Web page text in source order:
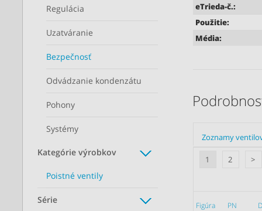
eTrieda-č.:
Použitie:
Média:
Zoznamy
1 2 >
Figúra PN
Regulácia
Uzatváranie
Bezpečnosť
Odvádzanie kondenzátu
Pohony
Systémy
Kategórie výrobkov
Poistné ventily
Série